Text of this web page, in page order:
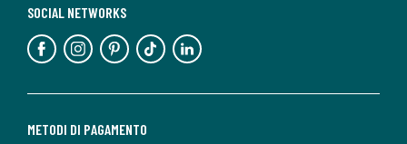
METODI DI PAGAMENTO
SOCIAL NETWORKS